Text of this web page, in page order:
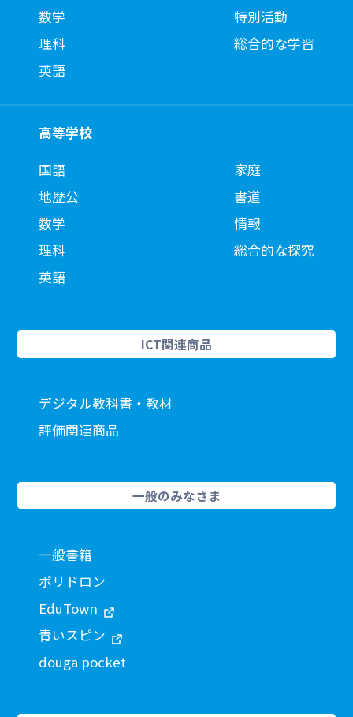
数学
理科
英語
特別活動
総合的な学習
高等学校
国語
地歴公
数学
理科
英語
家庭
書道
情報
総合的な探究
ICT関連商品
デジタル教科書・教材
評価関連商品
一般のみなさま
一般書籍
ポリドロン
EduTown
青いスピン
douga pocket